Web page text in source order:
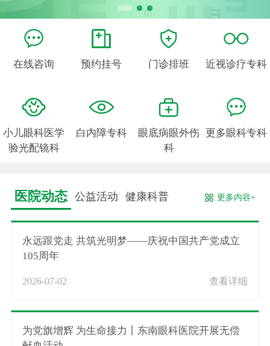
在线咨询 预约挂号 门诊排班 近视诊疗专科
小儿眼科医学
验光配镜科
白内障专科
眼底病眼外伤
科
更多眼科专科
医院动态 公益活动 健康科普 更多内容+
永远跟党走 共筑光明梦——庆祝中国共产党成立
105周年
2026-07-02 查看详细
为党旗增辉 为生命接力丨东南眼科医院开展无偿